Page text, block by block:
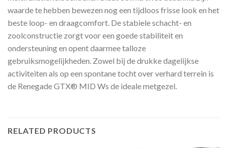
waarde te hebben bewezen nog een tijdloos frisse look en het
beste loop- en draagcomfort. De stabiele schacht- en
zoolconstructie zorgt voor een goede stabiliteit en
ondersteuning en opent daarmee talloze
gebruiksmogelijkheden. Zowel bij de drukke dagelijkse
activiteiten als op een spontane tocht over verhard terrein is
de Renegade GTX® MID Ws de ideale metgezel.
RELATED PRODUCTS